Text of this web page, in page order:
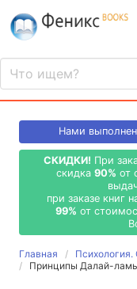
Нами
СКИДКИ! При
скидка 90% от
при заказе книг
99% от
Главная
Психология.
Принципы Далай-